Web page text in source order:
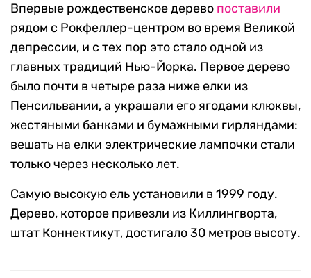
Впервые рождественское дерево поставили
рядом с Рокфеллер-центром во время Великой
депрессии, и с тех пор это стало одной из
главных традиций Нью-Йорка. Первое дерево
было почти в четыре раза ниже елки из
Пенсильвании, а украшали его ягодами клюквы,
жестяными банками и бумажными гирляндами:
вешать на елки электрические лампочки стали
только через несколько лет.
Самую высокую ель установили в 1999 году.
Дерево, которое привезли из Киллингворта,
штат Коннектикут, достигало 30 метров высоту.